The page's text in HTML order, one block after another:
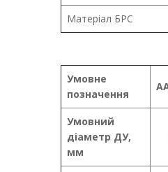
Матеріал БРС
Умовне
позначення
Умовний
діаметр ДУ,
мм